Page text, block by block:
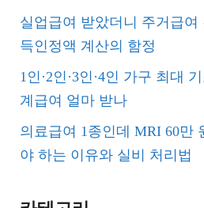
실업급여 받았더니 주거급여
득인정액 계산의 함정
1인·2인·3인·4인 가구 최대
계급여 얼마 받나
의료급여 1종인데 MRI 60만
야 하는 이유와 실비 처리법